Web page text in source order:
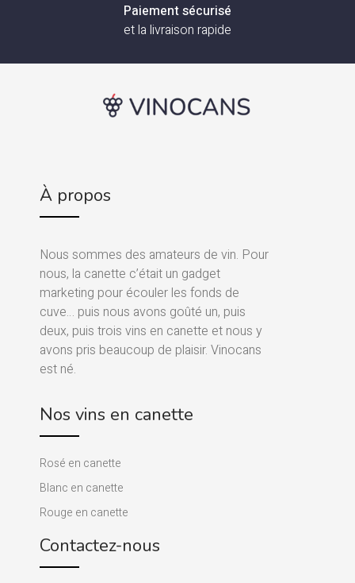
Paiement sécurisé
et la livraison rapide
À propos
Nous sommes des amateurs de vin. Pour
nous, la canette c’était un gadget
marketing pour écouler les fonds de
cuve… puis nous avons goûté un, puis
deux, puis trois vins en canette et nous y
avons pris beaucoup de plaisir. Vinocans
est né.
Nos vins en canette
Rosé en canette
Blanc en canette
Rouge en canette
Contactez-nous